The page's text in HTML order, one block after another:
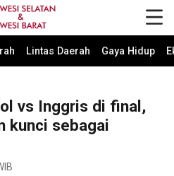
Lintas Daerah Gaya Hidup
vs Inggris di final,
kunci sebagai